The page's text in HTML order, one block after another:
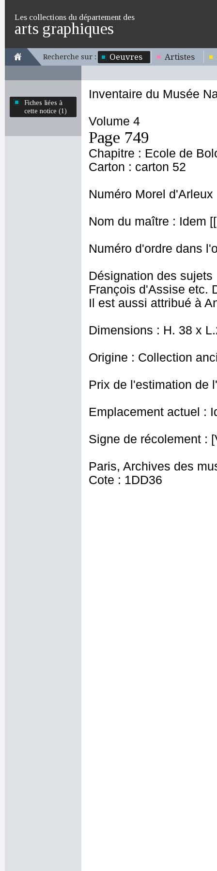
Les collections du département des
arts graphiques
Recherche sur : Oeuvres Artistes
Fiches liées à
cette notice (1)
Inventaire du Musée
Volume 4
Page 749
Chapitre : Ecole de
Carton : carton 52
Numéro Morel d'Arleux
Nom du maître : Idem
Numéro d'ordre dans
Désignation des
François d'Assise etc.
Il est aussi attribué à
Dimensions : H. 38 x
Origine : Collection
Prix de l'estimation de
Emplacement actuel :
Signe de récolement :
Paris, Archives des
Cote : 1DD36